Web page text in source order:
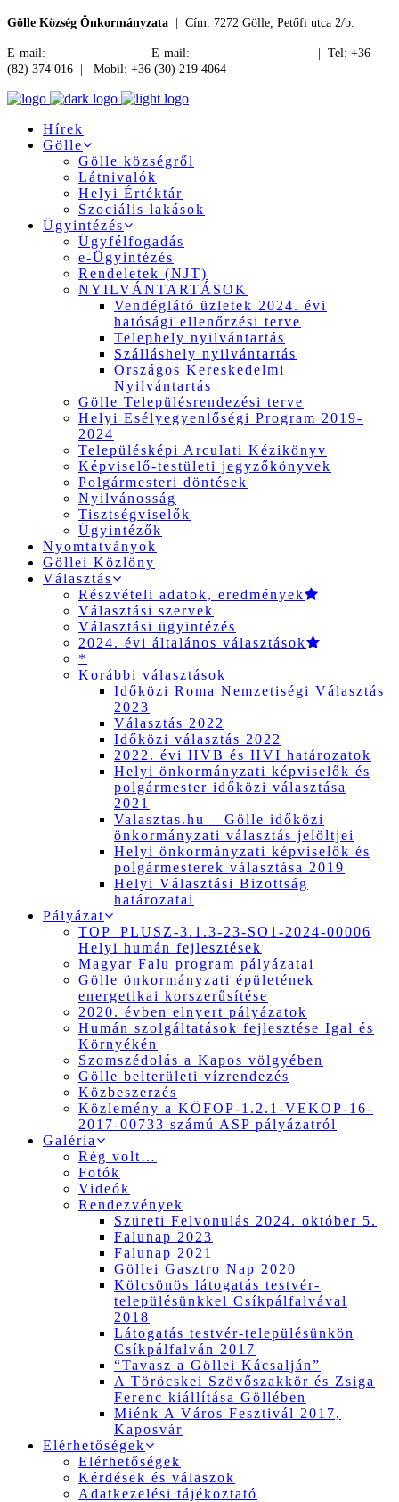
Gölle Község Önkormányzata | Cím: 7272 Gölle, Petőfi utca 2/b.
E-mail: | E-mail:
| Tel: +36
(82) 374 016 | Mobil: +36 (30) 219 4064
Hírek
Gölle
Gölle községről
Látnivalók
Helyi Értéktár
Szociális lakások
Ügyintézés
Ügyfélfogadás
e-Ügyintézés
Rendeletek (NJT)
NYILVÁNTARTÁSOK
Vendéglátó üzletek 2024. évi
hatósági ellenőrzési terve
Telephely nyilvántartás
Szálláshely nyilvántartás
Országos Kereskedelmi
Nyilvántartás
Gölle Településrendezési terve
Helyi Esélyegyenlőségi Program 2019-
2024
Településképi Arculati Kézikönyv
Képviselő-testületi jegyzőkönyvek
Polgármesteri döntések
Nyilvánosság
Tisztségviselők
Ügyintézők
Nyomtatványok
Göllei Közlöny
Választás
Részvételi adatok, eredmények
Választási szervek
Választási ügyintézés
2024. évi általános választások
*
Korábbi választások
Időközi Roma Nemzetiségi Választás
2023
Választás 2022
Időközi választás 2022
2022. évi HVB és HVI határozatok
Helyi önkormányzati képviselők és
polgármester időközi választása
2021
Valasztas.hu – Gölle időközi
önkormányzati választás jelöltjei
Helyi önkormányzati képviselők és
polgármesterek választása 2019
Helyi Választási Bizottság
határozatai
Pályázat
TOP_PLUSZ-3.1.3-23-SO1-2024-00006
Helyi humán fejlesztések
Magyar Falu program pályázatai
Gölle önkormányzati épületének
energetikai korszerűsítése
2020. évben elnyert pályázatok
Humán szolgáltatások fejlesztése Igal és
Környékén
Szomszédolás a Kapos völgyében
Gölle belterületi vízrendezés
Közbeszerzés
Közlemény a KÖFOP-1.2.1-VEKOP-16-
2017-00733 számú ASP pályázatról
Galéria
Rég volt…
Fotók
Videók
Rendezvények
Szüreti Felvonulás 2024. október 5.
Falunap 2023
Falunap 2021
Göllei Gasztro Nap 2020
Kölcsönös látogatás testvér-
településünkkel Csíkpálfalvával
2018
Látogatás testvér-településünkön
Csíkpálfalván 2017
“Tavasz a Göllei Kácsalján”
A Töröcskei Szövőszakkör és Zsiga
Ferenc kiállítása Göllében
Miénk A Város Fesztivál 2017,
Kaposvár
Elérhetőségek
Elérhetőségek
Kérdések és válaszok
Adatkezelési tájékoztató